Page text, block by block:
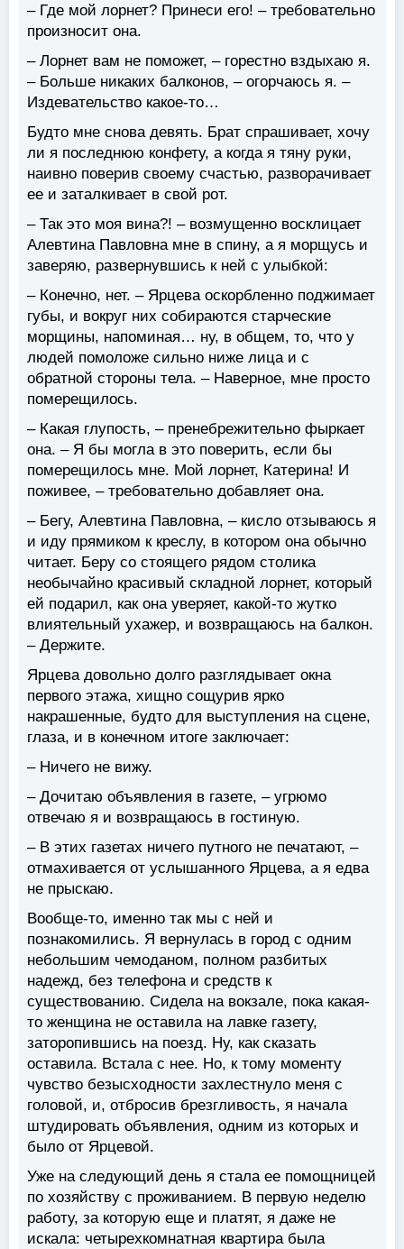
– Где мой лорнет? Принеси его! – требовательно
произносит она.
– Лорнет вам не поможет, – горестно вздыхаю я.
– Больше никаких балконов, – огорчаюсь я. –
Издевательство какое-то…
Будто мне снова девять. Брат спрашивает, хочу
ли я последнюю конфету, а когда я тяну руки,
наивно поверив своему счастью, разворачивает
ее и заталкивает в свой рот.
– Так это моя вина?! – возмущенно восклицает
Алевтина Павловна мне в спину, а я морщусь и
заверяю, развернувшись к ней с улыбкой:
– Конечно, нет. – Ярцева оскорбленно поджимает
губы, и вокруг них собираются старческие
морщины, напоминая… ну, в общем, то, что у
людей помоложе сильно ниже лица и с
обратной стороны тела. – Наверное, мне просто
померещилось.
– Какая глупость, – пренебрежительно фыркает
она. – Я бы могла в это поверить, если бы
померещилось мне. Мой лорнет, Катерина! И
поживее, – требовательно добавляет она.
– Бегу, Алевтина Павловна, – кисло отзываюсь я
и иду прямиком к креслу, в котором она обычно
читает. Беру со стоящего рядом столика
необычайно красивый складной лорнет, который
ей подарил, как она уверяет, какой-то жутко
влиятельный ухажер, и возвращаюсь на балкон.
– Держите.
Ярцева довольно долго разглядывает окна
первого этажа, хищно сощурив ярко
накрашенные, будто для выступления на сцене,
глаза, и в конечном итоге заключает:
– Ничего не вижу.
– Дочитаю объявления в газете, – угрюмо
отвечаю я и возвращаюсь в гостиную.
– В этих газетах ничего путного не печатают, –
отмахивается от услышанного Ярцева, а я едва
не прыскаю.
Вообще-то, именно так мы с ней и
познакомились. Я вернулась в город с одним
небольшим чемоданом, полном разбитых
надежд, без телефона и средств к
существованию. Сидела на вокзале, пока какая-
то женщина не оставила на лавке газету,
заторопившись на поезд. Ну, как сказать
оставила. Встала с нее. Но, к тому моменту
чувство безысходности захлестнуло меня с
головой, и, отбросив брезгливость, я начала
штудировать объявления, одним из которых и
было от Ярцевой.
Уже на следующий день я стала ее помощницей
по хозяйству с проживанием. В первую неделю
работу, за которую еще и платят, я даже не
искала: четырехкомнатная квартира была